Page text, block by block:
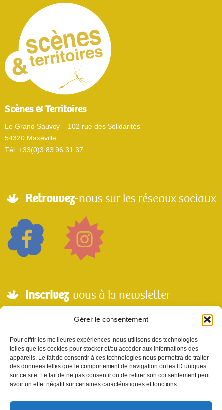
Gérer le consentement
Pour offrir les meilleures expériences, nous utilisons des technologies
telles que les cookies pour stocker et/ou accéder aux informations des
appareils. Le fait de consentir à ces technologies nous permettra de traiter
des données telles que le comportement de navigation ou les ID uniques
sur ce site. Le fait de ne pas consentir ou de retirer son consentement peut
avoir un effet négatif sur certaines caractéristiques et fonctions.
Scènes & Territoires
Le Grand Sauvoy – 102 rue des Solidarités
54320 Maxéville
Tél. +33(0)3 83 96 31 37
Retrouvez-nous sur les réseaux sociaux
Inscrivez-vous à la newsletter
Nom
Votre e-mail sera utilisé uniquement pour nous permettre de vous envoyer notre
désinscrire en utilisant le lien se désabonner de la newsletter.